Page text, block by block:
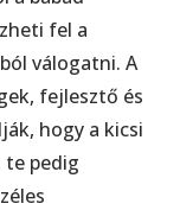
fel a
válogatni. A
fejlesztő és
hogy a kicsi
te pedig